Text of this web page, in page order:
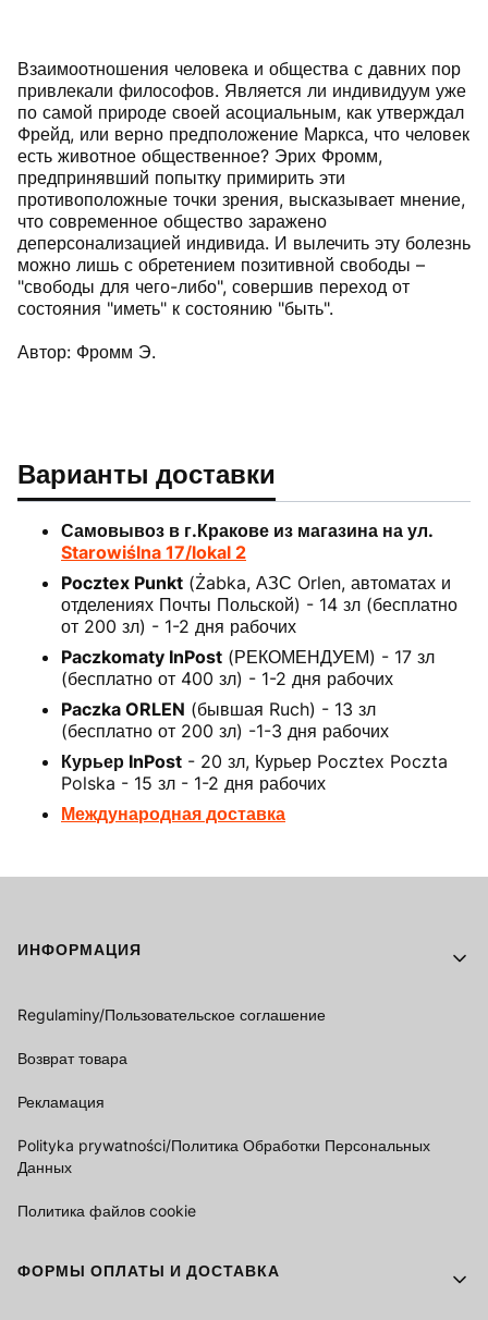
Взаимоотношения человека и общества с давних пор
привлекали философов. Является ли индивидуум уже
по самой природе своей асоциальным, как утверждал
Фрейд, или верно предположение Маркса, что человек
есть животное общественное? Эрих Фромм,
предпринявший попытку примирить эти
противоположные точки зрения, высказывает мнение,
что современное общество заражено
деперсонализацией индивида. И вылечить эту болезнь
можно лишь с обретением позитивной свободы –
"свободы для чего-либо", совершив переход от
состояния "иметь" к состоянию "быть".
Автор: Фромм Э.
Варианты доставки
Самовывоз в г.Кракове из магазина на ул.
Starowiślna 17/lokal 2
Pocztex Punkt (Żabka, АЗС Orlen, автоматах и
отделениях Почты Польской) - 14 зл (бесплатно
от 200 зл) - 1-2 дня рабочих
Paczkomaty InPost (РЕКОМЕНДУЕМ) - 17 зл
(бесплатно от 400 зл) - 1-2 дня рабочих
Paczka ORLEN (бывшая Ruch) - 13 зл
(бесплатно от 200 зл) -1-3 дня рабочих
Курьер InPost - 20 зл, Курьер Pocztex Poczta
Polska - 15 зл - 1-2 дня рабочих
Международная доставка
Footer menu
ИНФОРМАЦИЯ
Regulaminy/Пользовательское соглашение
Возврат товара
Рекламация
Polityka prywatności/Политика Обработки Персональных
Данных
Политика файлов cookie
ФОРМЫ ОПЛАТЫ И ДОСТАВКА